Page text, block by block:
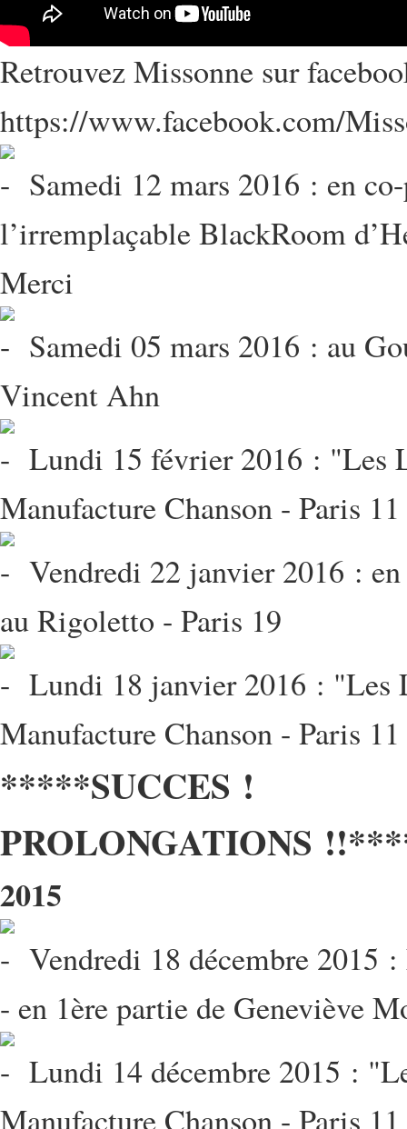
Retrouvez Missonne sur
https://www.facebook.com/
Samedi 12 mars 2016 : en
l’irremplaçable BlackRoom
Merci
Samedi 05 mars 2016 : au
Vincent Ahn
Lundi 15 février 2016 : "Les
Manufacture Chanson - Paris 11
Vendredi 22 janvier 2016 :
au Rigoletto - Paris 19
Lundi 18 janvier 2016 : "Les
Manufacture Chanson - Paris 11
*****SUCCES !
PROLONGATIONS
2015
Vendredi 18 décembre 2015
- en 1ère partie de Geneviève
Lundi 14 décembre 2015 :
Manufacture Chanson - Paris 11